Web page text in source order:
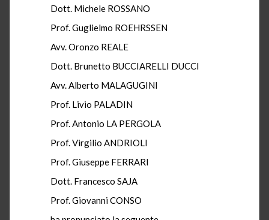
Dott. Michele ROSSANO
Prof. Guglielmo ROEHRSSEN
Avv. Oronzo REALE
Dott. Brunetto BUCCIARELLI DUCCI
Avv. Alberto MALAGUGINI
Prof. Livio PALADIN
Prof. Antonio LA PERGOLA
Prof. Virgilio ANDRIOLI
Prof. Giuseppe FERRARI
Dott. Francesco SAJA
Prof. Giovanni CONSO